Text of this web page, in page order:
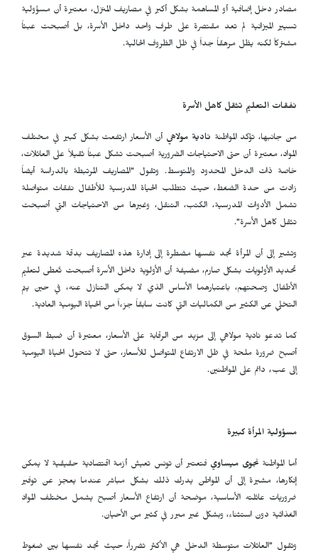
مصادر دخل إضافية أو المساهمة بشكل أكبر في مصاريف المنزل، معتبرة أن مسؤولية
تسيير الميزانية لم تعد مقتصرة على طرف واحد داخل الأسرة، بل أصبحت عبئاً
مشتركاً لكنه يظل مرهقاً جداً في ظل الظروف الحالية.
نفقات التعليم تثقل كاهل الأسرة
من جانبها، تؤكد المواطنة نادية مولاهي أن الأسعار ارتفعت بشكل كبير في مختلف
المواد، معتبرة أن حتى الاحتياجات الضرورية أصبحت تشكل عبئاً ثقيلاً على العائلات،
خاصة ذات الدخل المحدود والمتوسط. وتقول "المصاريف المرتبطة بالدراسة أيضاً
زادت من حدة الضغط، حيث تتطلب الحياة المدرسية للأطفال نفقات متواصلة
تشمل الأدوات المدرسية، الكتب، التنقل، وغيرها من الاحتياجات التي أصبحت
تثقل كاهل الأسرة".
وتشير إلى أن المرأة تجد نفسها مضطرة إلى إدارة هذه المصاريف بدقة شديدة عبر
تحديد الأولويات بشكل صارم، مضيفة أن الأولوية داخل الأسرة أصبحت تُعطى لتعليم
الأطفال وصحتهم، باعتبارهما الأساس الذي لا يمكن التنازل عنه، في حين يتم
التخلي عن الكثير من الكماليات التي كانت سابقاً جزءاً من الحياة اليومية العادية.
كما تدعو نادية مولاهي إلى مزيد من الرقابة على الأسعار، معتبرة أن ضبط السوق
أصبح ضرورة ملحة في ظل الارتفاع المتواصل للأسعار، حتى لا تتحول الحياة اليومية
إلى عبء دائم على المواطنين.
مسؤولية المرأة كبيرة
أما المواطنةنجوى ميساوي فتعتبر أن تونس تعيش أزمة اقتصادية حقيقية لا يمكن
إنكارها، مشيرة إلى أن المواطن يدرك ذلك بشكل مباشر عندما يعجز عن توفير
ضروريات عائلته الأساسية، موضحة أن ارتفاع الأسعار أصبح يشمل مختلف المواد
الغذائية دون استثناء، وبشكل غير مبرر في كثير من الأحيان.
وتقول "العائلات متوسطة الدخل هي الأكثر تضرراً، حيث تجد نفسها بين ضغوط